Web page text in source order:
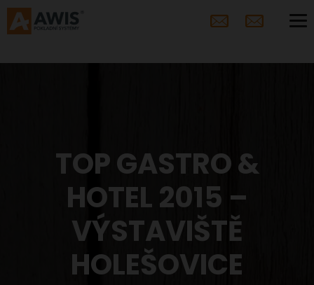
TOP GASTRO &
HOTEL 2015 –
VÝSTAVIŠTĚ
HOLEŠOVICE